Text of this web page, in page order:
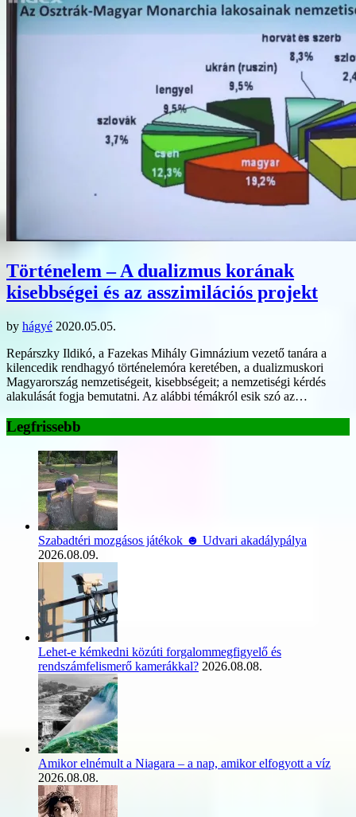
Történelem – A dualizmus korának
kisebbségei és az asszimilációs projekt
by hágyé 2020.05.05.
Repárszky Ildikó, a Fazekas Mihály Gimnázium vezető tanára a
kilencedik rendhagyó történelemóra keretében, a dualizmuskori
Magyarország nemzetiségeit, kisebbségeit; a nemzetiségi kérdés
alakulását fogja bemutatni. Az alábbi témákról esik szó az…
Legfrissebb
Szabadtéri mozgásos játékok ☻ Udvari akadálypálya
2026.08.09.
Lehet-e kémkedni közúti forgalommegfigyelő és
rendszámfelismerő kamerákkal? 2026.08.08.
Amikor elnémult a Niagara – a nap, amikor elfogyott a víz
2026.08.08.